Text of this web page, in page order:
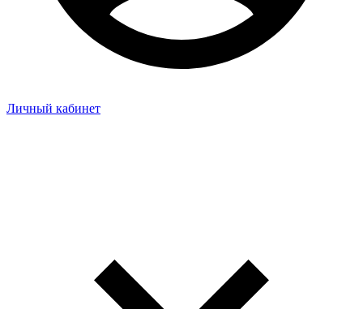
Личный кабинет